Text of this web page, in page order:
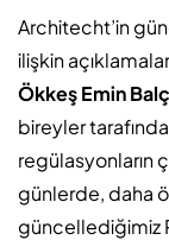
Architecht’in
ilişkin
Ökkeş Emin
bireyler
regülasyonların
günlerde, daha
güncellediğimiz